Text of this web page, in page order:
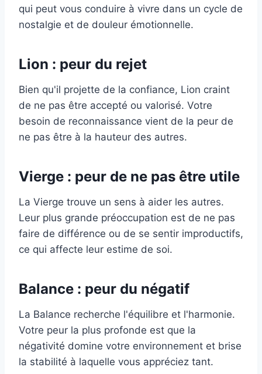
qui peut vous conduire à vivre dans un cycle de
nostalgie et de douleur émotionnelle.
Lion : peur du rejet
Bien qu'il projette de la confiance, Lion craint
de ne pas être accepté ou valorisé. Votre
besoin de reconnaissance vient de la peur de
ne pas être à la hauteur des autres.
Vierge : peur de ne pas être utile
La Vierge trouve un sens à aider les autres.
Leur plus grande préoccupation est de ne pas
faire de différence ou de se sentir improductifs,
ce qui affecte leur estime de soi.
Balance : peur du négatif
La Balance recherche l'équilibre et l'harmonie.
Votre peur la plus profonde est que la
négativité domine votre environnement et brise
la stabilité à laquelle vous appréciez tant.